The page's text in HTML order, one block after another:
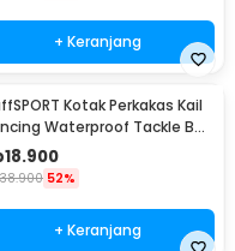
+ Keranjang
Kotak Perkakas Kail
Waterproof Tackle Box
- MCC01
18.900
38.900 52%
+ Keranjang